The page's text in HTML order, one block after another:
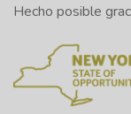
Hecho posible